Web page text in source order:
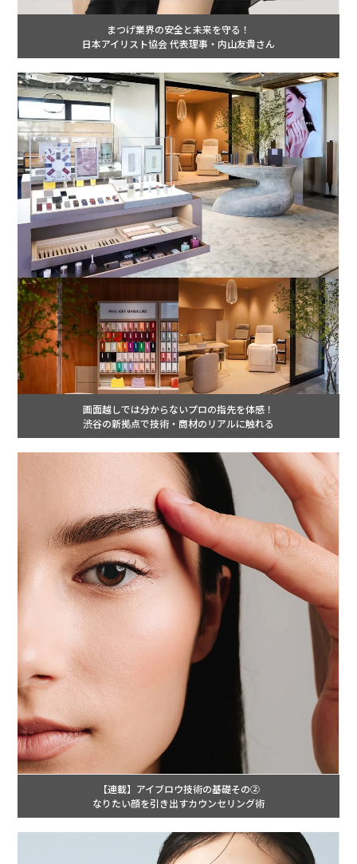
まつげ業界の安全と未来を守る！
日本アイリスト協会 代表理事・内山友貴さん
画面越しでは分からないプロの指先を体感！
渋谷の新拠点で技術・商材のリアルに触れる
【連載】アイブロウ技術の基礎その②
なりたい顔を引き出すカウンセリング術